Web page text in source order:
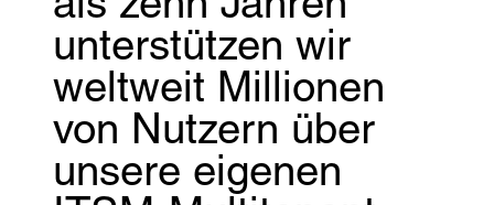
unterstützen wir
weltweit Millionen
von Nutzern über
unsere eigenen